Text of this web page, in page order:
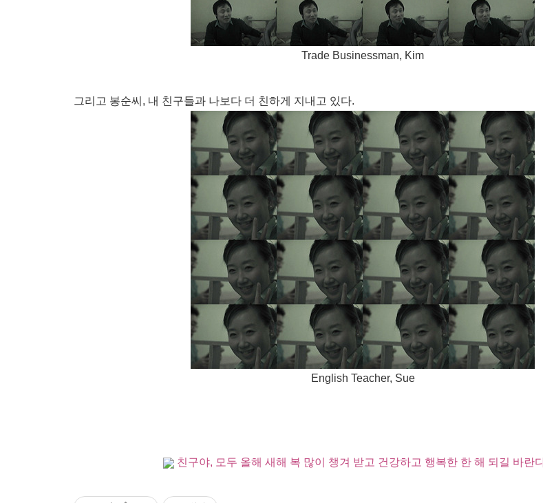
Trade Businessman, Kim
그리고 봉순씨, 내 친구들과 나보다 더 친하게 지내고 있다.
English Teacher, Sue
친구야, 모두 올해 새해 복 많이 챙겨 받고 건강하고 행복한 한 해 되길 바란